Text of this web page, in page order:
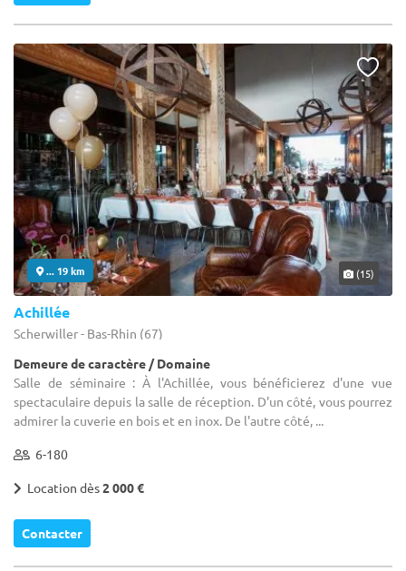
... 19 km (15)
Achillée
Scherwiller - Bas-Rhin (67)
Demeure de caractère / Domaine
Salle de séminaire : À l'Achillée, vous bénéficierez d'une vue
spectaculaire depuis la salle de réception. D'un côté, vous pourrez
admirer la cuverie en bois et en inox. De l'autre côté, ...
6-180
Location dès2 000 €
Contacter